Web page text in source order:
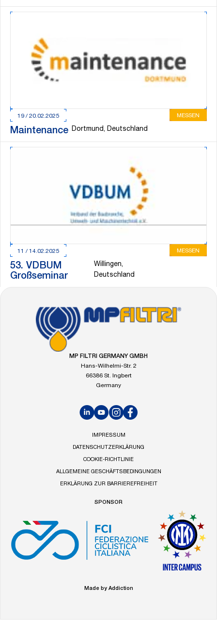
19 / 20.02.2025
Maintenance Dortmund, Deutschland
MESSEN
11 / 14.02.2025
53. VDBUM
Großseminar
Willingen,
Deutschland
MESSEN
FOOTER
Gehe
zur
Startseite
MP FILTRI GERMANY GMBH
Hans-Wilhelmi-Str. 2
66386 St. Ingbert
Germany
LinkedInYouTubeInstagramFacebook
IMPRESSUM
DATENSCHUTZERKLÄRUNG
COOKIE-RICHTLINIE
ALLGEMEINE GESCHÄFTSBEDINGUNGEN
ERKLÄRUNG ZUR BARRIEREFREIHEIT
SPONSOR
Made by Addiction